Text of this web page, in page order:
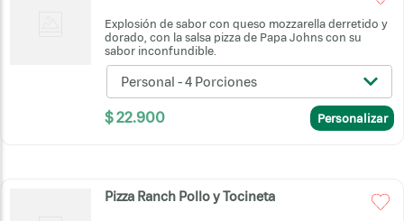
Explosión de sabor con queso mozzarella derretido y
dorado, con la salsa pizza de Papa Johns con su
sabor inconfundible.
Personal - 4 Porciones
$22.900 Personalizar
Pizza Ranch Pollo y Tocineta